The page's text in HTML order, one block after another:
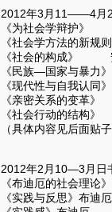
2012年3月11——4月
《为社会学辩护》
《社会学方法的新规
《社会的构成》
《民族—国家与暴力
《现代性与自我认同
《亲密关系的变革
《社会行动的结构
（具体内容见后面贴子
2012年2月10—3月日
《布迪厄的社会理论
《实践与反思》布迪